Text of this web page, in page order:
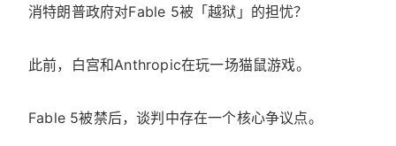
消特朗普政府对Fable 5被「越狱」的担忧？
此前，白宫和Anthropic在玩一场猫鼠游戏。
Fable 5被禁后，谈判中存在一个核心争议点。